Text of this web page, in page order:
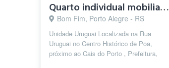
Quarto individual mobiliado -Centro Histórico
Bom Fim, Porto Alegre - RS
Unidade Uruguai Localizada na Rua
Uruguai no Centro Histórico de Poa,
próximo ao Cais do Porto , Prefeitura,